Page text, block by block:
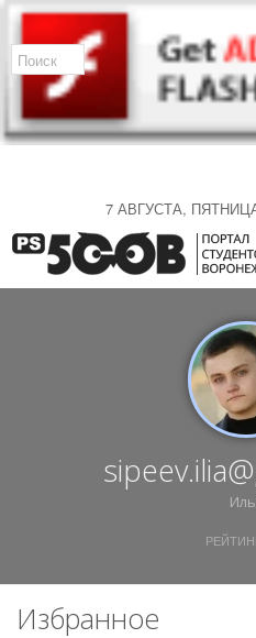
7 АВГУСТА,
Избранное